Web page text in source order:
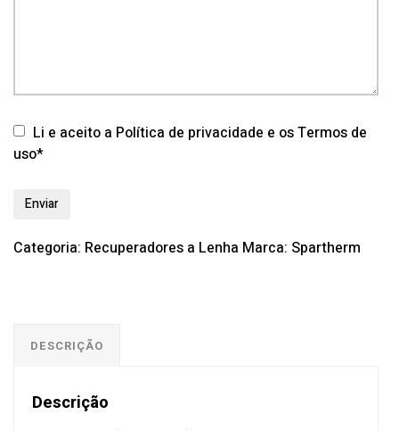
Li e aceito a Política de privacidade e os Termos de
uso*
Categoria: Recuperadores a Lenha Marca: Spartherm
DESCRIÇÃO
Descrição